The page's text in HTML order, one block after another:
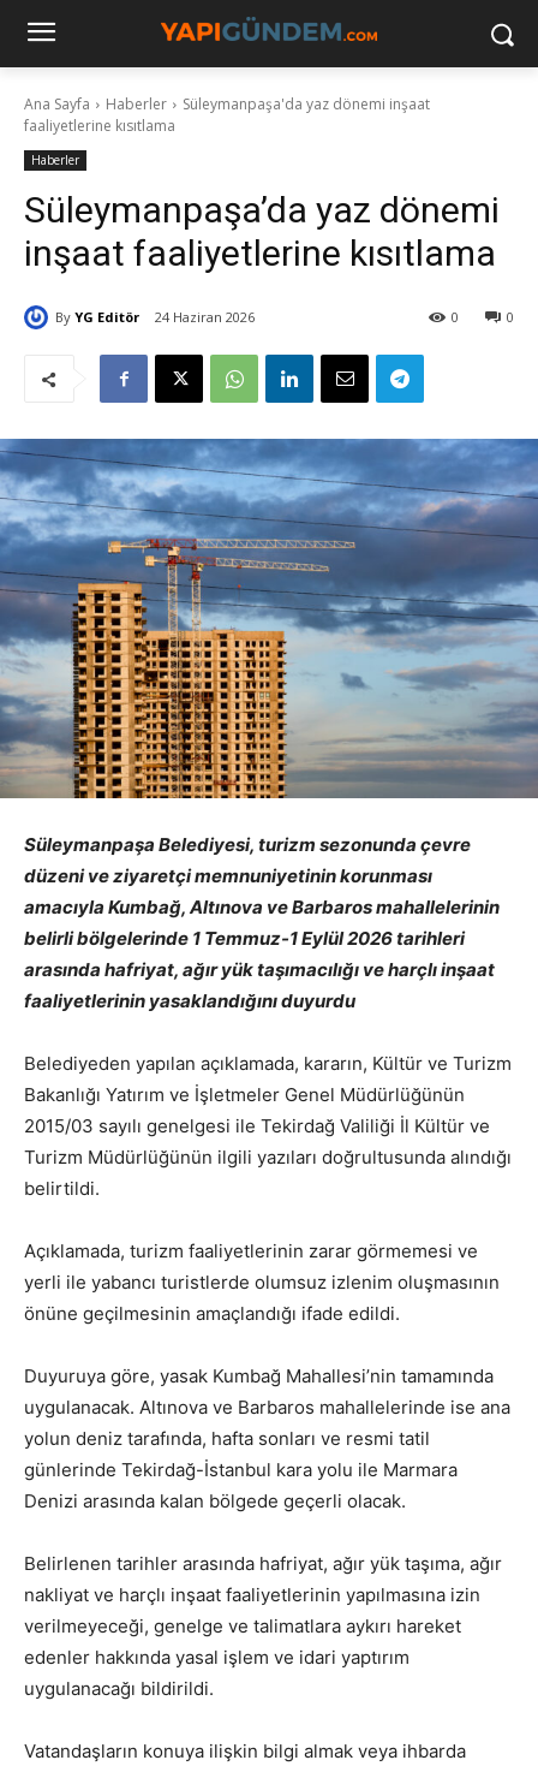
Ana Sayfa Haberler
Süleymanpaşa'da yaz dönemi inşaat
faaliyetlerine kısıtlama
Haberler
Süleymanpaşa’da yaz dönemi
inşaat faaliyetlerine kısıtlama
By YG Editör 24 Haziran 2026 0
0
Süleymanpaşa Belediyesi, turizm sezonunda çevre
düzeni ve ziyaretçi memnuniyetinin korunması
amacıyla Kumbağ, Altınova ve Barbaros mahallelerinin
belirli bölgelerinde 1 Temmuz-1 Eylül 2026 tarihleri
arasında hafriyat, ağır yük taşımacılığı ve harçlı inşaat
faaliyetlerinin yasaklandığını duyurdu
Belediyeden yapılan açıklamada, kararın, Kültür ve Turizm
Bakanlığı Yatırım ve İşletmeler Genel Müdürlüğünün
2015/03 sayılı genelgesi ile Tekirdağ Valiliği İl Kültür ve
Turizm Müdürlüğünün ilgili yazıları doğrultusunda alındığı
belirtildi.
Açıklamada, turizm faaliyetlerinin zarar görmemesi ve
yerli ile yabancı turistlerde olumsuz izlenim oluşmasının
önüne geçilmesinin amaçlandığı ifade edildi.
Duyuruya göre, yasak Kumbağ Mahallesi’nin tamamında
uygulanacak. Altınova ve Barbaros mahallelerinde ise ana
yolun deniz tarafında, hafta sonları ve resmi tatil
günlerinde Tekirdağ-İstanbul kara yolu ile Marmara
Denizi arasında kalan bölgede geçerli olacak.
Belirlenen tarihler arasında hafriyat, ağır yük taşıma, ağır
nakliyat ve harçlı inşaat faaliyetlerinin yapılmasına izin
verilmeyeceği, genelge ve talimatlara aykırı hareket
edenler hakkında yasal işlem ve idari yaptırım
uygulanacağı bildirildi.
Vatandaşların konuya ilişkin bilgi almak veya ihbarda